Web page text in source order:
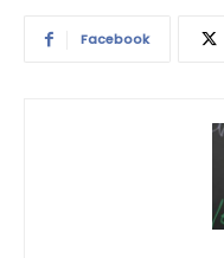
Facebook